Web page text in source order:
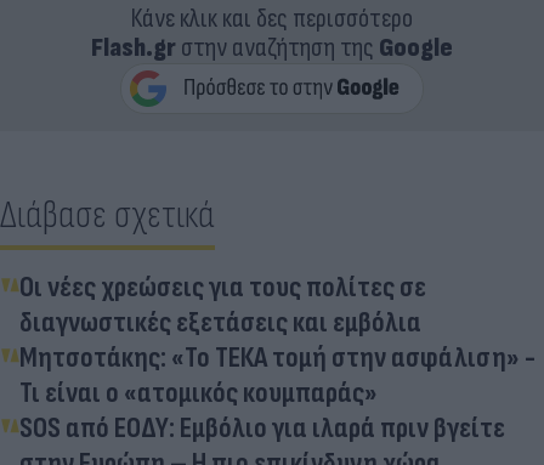
Κάνε κλικ και δες περισσότερο
Flash.grστην αναζήτηση της Google
Διάβασε σχετικά
Οι νέες χρεώσεις για τους πολίτες σε
διαγνωστικές εξετάσεις και εμβόλια
Μητσοτάκης: «Το ΤΕΚΑ τομή στην ασφάλιση» -
Τι είναι ο «ατομικός κουμπαράς»
SOS από ΕΟΔΥ: Εμβόλιο για ιλαρά πριν βγείτε